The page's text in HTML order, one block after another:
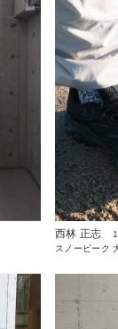
西林 正志
スノーピーク